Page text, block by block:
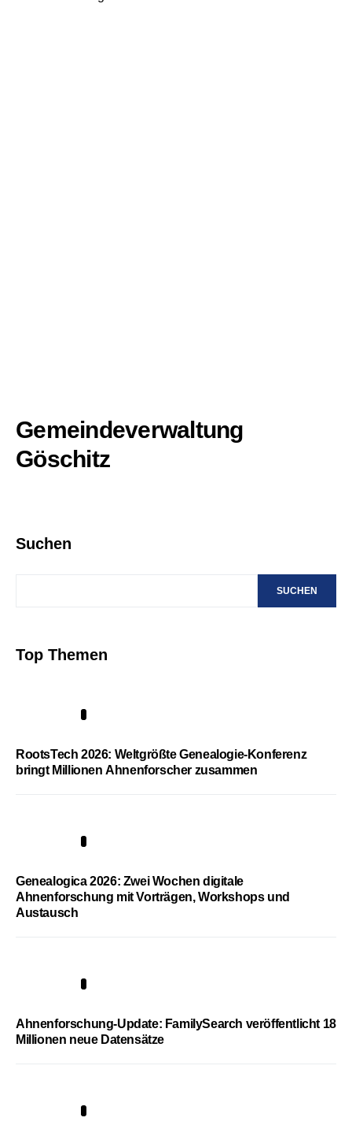
Gemeindeverwaltung
Göschitz
Suchen
SUCHEN
Top Themen
RootsTech 2026: Weltgrößte Genealogie-Konferenz
bringt Millionen Ahnenforscher zusammen
Genealogica 2026: Zwei Wochen digitale
Ahnenforschung mit Vorträgen, Workshops und
Austausch
Ahnenforschung-Update: FamilySearch veröffentlicht 18
Millionen neue Datensätze